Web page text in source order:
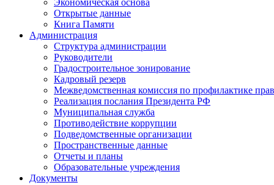
Экономическая основа
Открытые данные
Книга Памяти
Администрация
Структура администрации
Руководители
Градостроительное зонирование
Кадровый резерв
Межведомственная комиссия по профилактике
Реализация послания Президента РФ
Муниципальная служба
Противодействие коррупции
Подведомственные организации
Пространственные данные
Отчеты и планы
Образовательные учреждения
Документы